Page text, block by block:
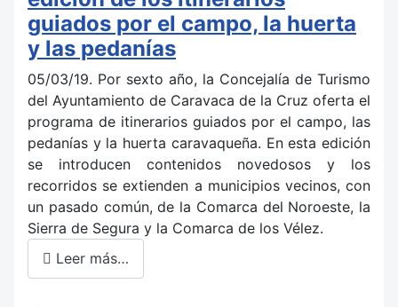
guiados por el campo, la huerta
y las pedanías
05/03/19. Por sexto año, la Concejalía de Turismo
del Ayuntamiento de Caravaca de la Cruz oferta el
programa de itinerarios guiados por el campo, las
pedanías y la huerta caravaqueña. En esta edición
se introducen contenidos novedosos y los
recorridos se extienden a municipios vecinos, con
un pasado común, de la Comarca del Noroeste, la
Sierra de Segura y la Comarca de los Vélez.
Leer más…